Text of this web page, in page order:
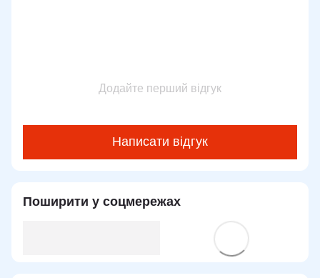
Додайте перший відгук
Написати відгук
Поширити у соцмережах